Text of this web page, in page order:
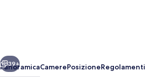
Avanti
39+
PanoramicaCamerePosizioneRegolamenti